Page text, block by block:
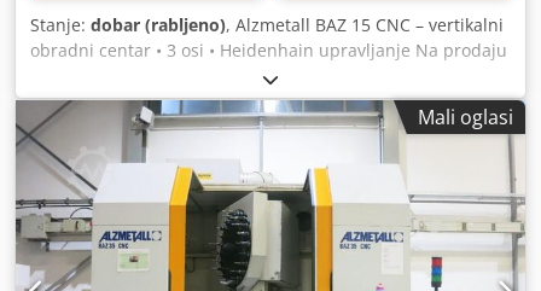
Stanje: dobar (rabljeno), Alzmetall BAZ 15 CNC – vertikalni
obradni centar • 3 osi • Heidenhain upravljanje Na prodaju
je Alzmetall BAZ 15 CNC, kompaktni i robusni vertikalni
obradni centar s Heidenhain upravljačkom jedinicom. Stroj
je još uvijek u radu te ga je moguće pogledati pod
naponom. Održavan je i tehnički je u besprijekornom
stanju. Tehnički podaci: Proizvođač: Alzmetall Model: BAZ
15 CNC Primjena: Glodanje Tip stroja: vertikalni obradni
centar Upravljanje: Heidenhain Težina: 3.200 kg
Opterećenje stola: 500 kg Osovine: 3 X-hod: 600 mm
Dedpoxxxu Uofx Af Tskr Y-hod: 400 mm Z-hod: 600 mm
Mali oglasi